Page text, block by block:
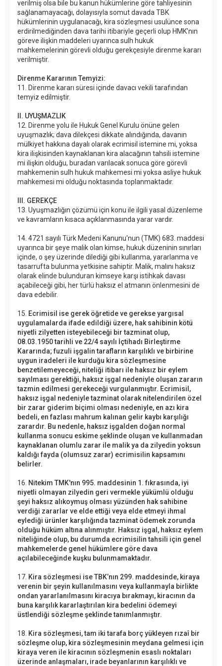
verilmiş olsa bile bu kanun hükümlerine göre tahliyesinin
sağlanamayacağı, dolayısıyla somut davada TBK
hükümlerinin uygulanacağı, kira sözleşmesi usulünce sona
erdirilmediğinden dava tarihi itibariyle geçerli olup HMK’nın
göreve ilişkin maddeleri uyarınca sulh hukuk
mahkemelerinin görevli olduğu gerekçesiyle direnme kararı
verilmiştir.
Direnme Kararının Temyizi:
11. Direnme kararı süresi içinde davacı vekili tarafından
temyiz edilmiştir.
II. UYUŞMAZLIK
12. Direnme yolu ile Hukuk Genel Kurulu önüne gelen
uyuşmazlık; dava dilekçesi dikkate alındığında, davanın
mülkiyet hakkına dayalı olarak ecrimisil istemine mi, yoksa
kira ilişkisinden kaynaklanan kira alacağının tahsili istemine
mi ilişkin olduğu, buradan varılacak sonuca göre görevli
mahkemenin sulh hukuk mahkemesi mi yoksa asliye hukuk
mahkemesi mi olduğu noktasında toplanmaktadır.
III. GEREKÇE
13. Uyuşmazlığın çözümü için konu ile ilgili yasal düzenleme
ve kavramların kısaca açıklanmasında yarar vardır.
14. 4721 sayılı Türk Medeni Kanunu'nun (TMK) 683. maddesi
uyarınca bir şeye malik olan kimse, hukuk düzeninin sınırları
içinde, o şey üzerinde dilediği gibi kullanma, yararlanma ve
tasarrufta bulunma yetkisine sahiptir. Malik, malını haksız
olarak elinde bulunduran kimseye karşı istihkak davası
açabileceği gibi, her türlü haksız el atmanın önlenmesini de
dava edebilir.
15. Ecrimisil ise gerek öğretide ve gerekse yargısal
uygulamalarda ifade edildiği üzere, hak sahibinin kötü
niyetli zilyetten isteyebileceği bir tazminat olup,
08.03.1950 tarihli ve 22/4 sayılı İçtihadı Birleştirme
Kararında; fuzuli işgalin tarafların karşılıklı ve birbirine
uygun iradeleri ile kurduğu kira sözleşmesine
benzetilemeyeceği, niteliği itibarı ile haksız bir eylem
sayılması gerektiği, haksız işgal nedeniyle oluşan zararın
tazmin edilmesi gerekeceği vurgulanmıştır. Ecrimisil,
haksız işgal nedeniyle tazminat olarak nitelendirilen özel
bir zarar giderim biçimi olması nedeniyle, en azı kira
bedeli, en fazlası mahrum kalınan gelir kaybı karşılığı
zarardır. Bu nedenle, haksız işgalden doğan normal
kullanma sonucu eskime şeklinde oluşan ve kullanmadan
kaynaklanan olumlu zarar ile malik ya da zilyedin yoksun
kaldığı fayda (olumsuz zarar) ecrimisilin kapsamını
belirler.
16. Nitekim TMK'nın 995. maddesinin 1. fıkrasında, iyi
niyetli olmayan zilyedin geri vermekle yükümlü olduğu
şeyi haksız alıkoymuş olması yüzünden hak sahibine
verdiği zararlar ve elde ettiği veya elde etmeyi ihmal
eylediği ürünler karşılığında tazminat ödemek zorunda
olduğu hüküm altına alınmıştır. Haksız işgal, haksız eylem
niteliğinde olup, bu durumda ecrimisilin tahsili için genel
mahkemelerde genel hükümlere göre dava
açılabileceğinde kuşku bulunmamaktadır.
17. Kira sözleşmesi ise TBK’nın 299. maddesinde, kiraya
verenin bir şeyin kullanılmasını veya kullanmayla birlikte
ondan yararlanılmasını kiracıya bırakmayı, kiracının da
buna karşılık kararlaştırılan kira bedelini ödemeyi
üstlendiği sözleşme şeklinde tanımlanmıştır.
18. Kira sözleşmesi, tam iki tarafa borç yükleyen rızaî bir
sözleşme olup, kira sözleşmesinin meydana gelmesi için
kiraya veren ile kiracının sözleşmenin esaslı noktaları
üzerinde anlaşmaları, irade beyanlarının karşılıklı ve